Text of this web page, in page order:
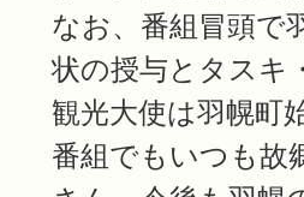
なお、番組冒頭で
状の授与とタスキ
観光大使は羽幌町
番組でもいつも故